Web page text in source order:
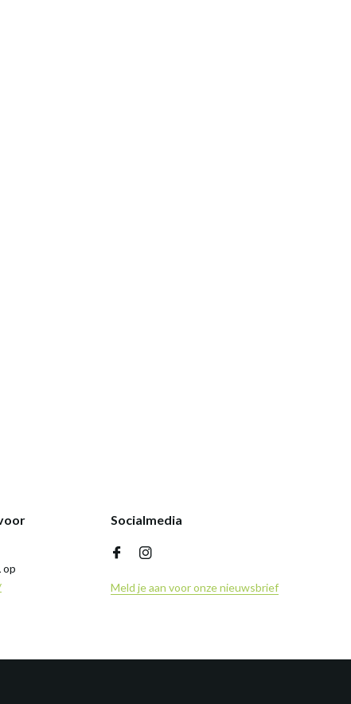
op
Socialmedia
Meld je aan voor onze nieuwsbrief